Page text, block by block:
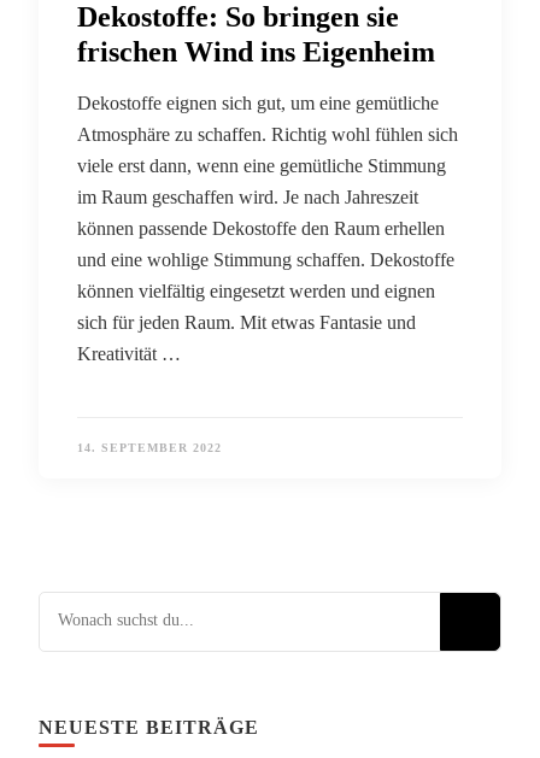
Dekostoffe: So bringen sie
frischen Wind ins Eigenheim
Dekostoffe eignen sich gut, um eine gemütliche
Atmosphäre zu schaffen. Richtig wohl fühlen sich
viele erst dann, wenn eine gemütliche Stimmung
im Raum geschaffen wird. Je nach Jahreszeit
können passende Dekostoffe den Raum erhellen
und eine wohlige Stimmung schaffen. Dekostoffe
können vielfältig eingesetzt werden und eignen
sich für jeden Raum. Mit etwas Fantasie und
Kreativität …
14. SEPTEMBER 2022
Suchst du nach etwas?
NEUESTE BEITRÄGE